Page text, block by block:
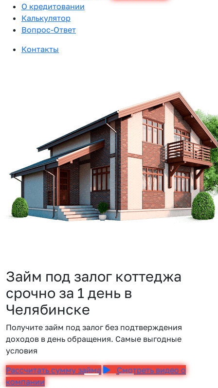
О кредитовании
Калькулятор
Вопрос-Ответ
Контакты
Займ под залог коттеджа
срочно за 1 день в
Челябинске
Получите займ под залог без подтверждения
доходов в день обращения. Самые выгодные
условия
Рассчитать сумму займа
Смотреть видео о
компании